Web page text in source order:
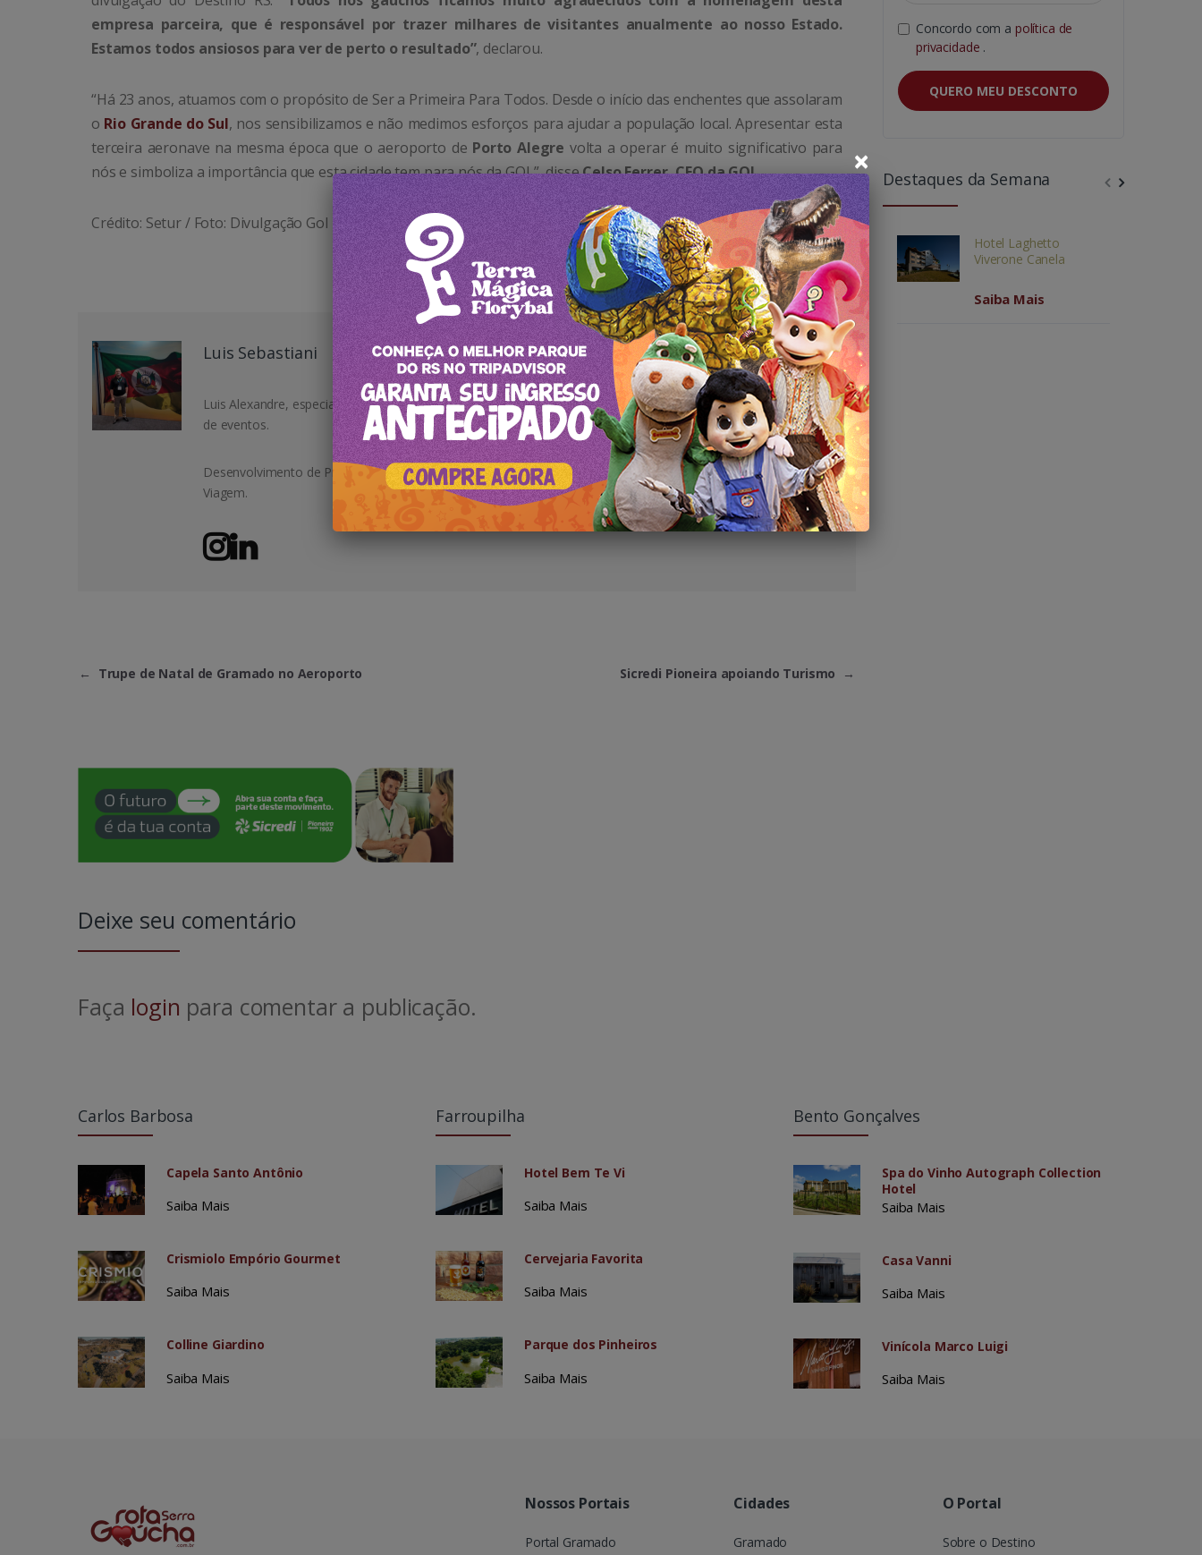
empresa parceira, que é responsável por trazer milhares de visitantes anualmente ao nosso Estado.
Estamos todos ansiosos para ver de perto o resultado”, declarou.
“Há 23 anos, atuamos com o propósito de Ser a Primeira Para Todos. Desde o início das enchentes que assolaram
o Rio Grande do Sul, nos sensibilizamos e não medimos esforços para ajudar a população local. Apresentar esta
terceira aeronave na mesma época que o aeroporto de Porto Alegre volta a operar é muito significativo para
nós e simboliza a importância que esta cidade tem para nós da GOL”, disseCelso Ferrer, CEO da GOL.
Crédito: Setur / Foto: Divulgação Gol
Luis Sebastiani
Luis Alexandre, especialista em Turismo de Experiência, mais de 15 anos atuação na Hotelaria e Organização
de eventos.
Desenvolvimento de Projetos Comerciais e atualmente coordenando execução do Editorial do Portal de
Viagem.
← Trupe de Natal de Gramado no Aeroporto Sicredi Pioneira apoiando Turismo →
Deixe seu comentário
Faça login para comentar a publicação.
Concordo com a política de
privacidade .
QUERO MEU DESCONTO
Destaques da Semana
Hotel Laghetto
Viverone Canela
Saiba Mais
Carlos Barbosa
Capela Santo Antônio
Saiba Mais
Crismiolo Empório Gourmet
Saiba Mais
Colline Giardino
Saiba Mais
Farroupilha
Hotel Bem Te Vi
Saiba Mais
Cervejaria Favorita
Saiba Mais
Parque dos Pinheiros
Saiba Mais
Bento Gonçalves
Spa do Vinho Autograph Collection
Hotel
Saiba Mais
Casa Vanni
Saiba Mais
Vinícola Marco Luigi
Saiba Mais
Nossos Portais
Portal Gramado
Cidades
Gramado
O Portal
Sobre o Destino
×